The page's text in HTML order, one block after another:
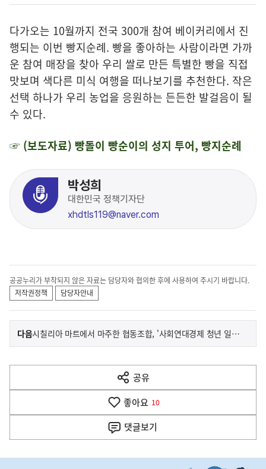
다가오는 10월까지 전국 300개 참여 베이커리에서 진
행되는 이번 빵지순례. 빵을 좋아하는 사람이라면 가까
운 참여 매장을 찾아 우리 쌀로 만든 특별한 빵을 직접
맛보며 색다른 미식 여행을 떠나보기를 추천한다. 작은
선택 하나가 우리 농업을 응원하는 든든한 발걸음이 될
수 있다.
☞ (보도자료) 빵돌이 빵순이의 성지 투어, 빵지순례
박성희
대한민국 정책기자단
xhdtls119@naver.com
공공누리가 부착되지 않은 자료는 담당자와 협의한 후에 사용하여 주시기 바랍니다.
저작권정책
담당자안내
이
전
다
음
다음기
시칠리아 마트에서 마주한 협동조합, '사회연대경제 청년 일경험'에서 보게 될까?
공유
열
기
좋아요 10
댓글보기